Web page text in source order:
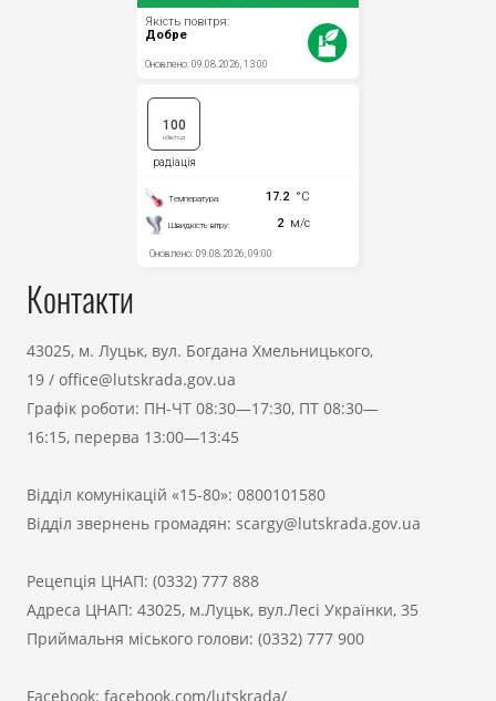
Контакти
43025, м. Луцьк, вул. Богдана Хмельницького,
19 / office@lutskrada.gov.ua
Графік роботи: ПН-ЧТ 08:30—17:30, ПТ 08:30—
16:15, перерва 13:00—13:45
Відділ комунікацій «15-80»: 0800101580
Відділ звернень громадян: scargy@lutskrada.gov.ua
Рецепція ЦНАП: (0332) 777 888
Адреса ЦНАП: 43025, м.Луцьк, вул.Лесі Українки, 35
Приймальня міського голови: (0332) 777 900
Facebook: facebook.com/lutskrada/